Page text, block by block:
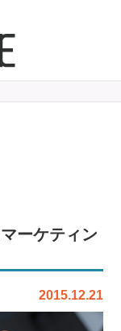
ーケティン
2015.12.21